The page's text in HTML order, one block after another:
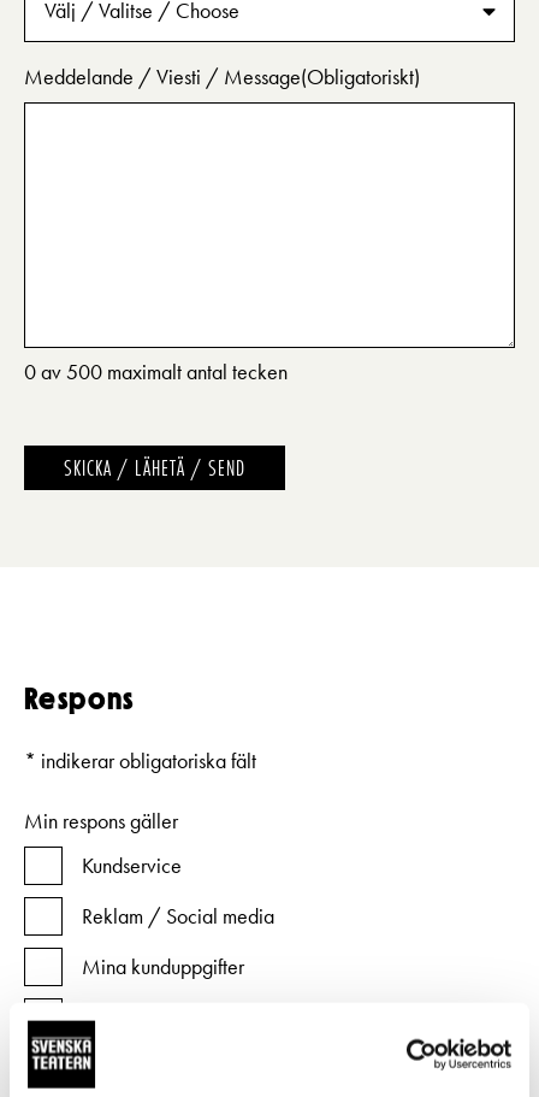
Meddelande / Viesti / Message(Obligatoriskt)
0 av 500 maximalt antal tecken
Respons
* indikerar obligatoriska fält
Min respons gäller
Kundservice
Reklam / Social media
Mina kunduppgifter
Annat
Ifall din respons gäller kundservice, specificera